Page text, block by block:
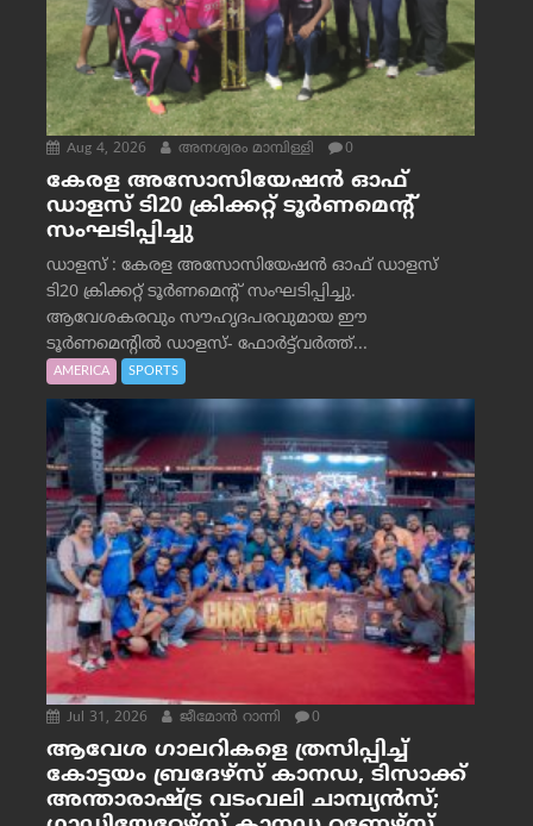
Aug 4, 2026 അനശ്വരം മാമ്പിള്ളി 0
കേരള അസോസിയേഷൻ ഓഫ്
ഡാളസ് ടി20 ക്രിക്കറ്റ് ടൂർണമെന്റ്
സംഘടിപ്പിച്ചു
ഡാളസ് : കേരള അസോസിയേഷൻ ഓഫ് ഡാളസ്
ടി20 ക്രിക്കറ്റ് ടൂർണമെന്റ് സംഘടിപ്പിച്ചു.
ആവേശകരവും സൗഹൃദപരവുമായ ഈ
ടൂർണമെന്റിൽ ഡാളസ്- ഫോർട്ട്‌വര്‍ത്ത്...
AMERICA SPORTS
Jul 31, 2026 ജീമോന്‍ റാന്നി 0
ആവേശ ഗാലറികളെ ത്രസിപ്പിച്ച്
കോട്ടയം ബ്രദേഴ്‌സ് കാനഡ, ടിസാക്ക്
അന്താരാഷ്ട്ര വടംവലി ചാമ്പ്യന്‍സ്;